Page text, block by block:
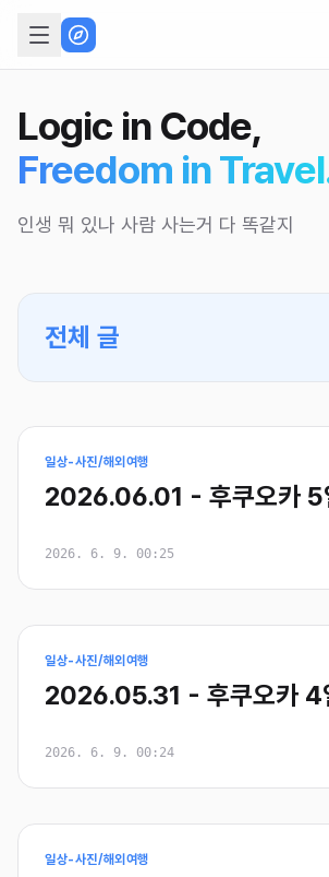
Logic in Code,
Freedom in
인생 뭐 있나 사람 사는거 다 똑같지
전체 글
일상-사진/해외여행
2026.06.01 - 후쿠오카 5
2026. 6. 9. 00:25
일상-사진/해외여행
2026.05.31 - 후쿠오카 4
2026. 6. 9. 00:24
일상-사진/해외여행